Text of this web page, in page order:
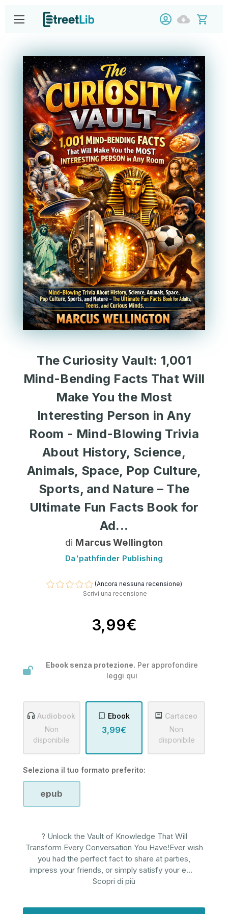
The Curiosity Vault: 1,001
Mind-Bending Facts That Will
Make You the Most
Interesting Person in Any
Room - Mind-Blowing Trivia
About History, Science,
Animals, Space, Pop Culture,
Sports, and Nature – The
Ultimate Fun Facts Book for
Ad...
di Marcus Wellington
Da'pathfinder Publishing
(Ancora nessuna recensione)
Scrivi una recensione
3,99€
Ebook senza protezione. Per approfondire
leggi qui
Audiobook
Non
disponibile
Ebook
3,99€
Cartaceo
Non
disponibile
Seleziona il tuo formato preferito:
epub
? Unlock the Vault of Knowledge That Will
Transform Every Conversation You Have!Ever wish
you had the perfect fact to share at parties,
impress your friends, or simply satisfy your e...
Scopri di più